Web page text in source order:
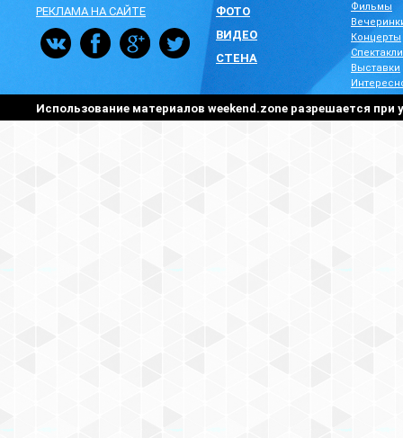
РЕКЛАМА НА САЙТЕ
ФОТО
ВИДЕО
СТЕНА
Фильмы
Концерты
Спектакли
Выставки
Использование материалов weekend.zone разрешается